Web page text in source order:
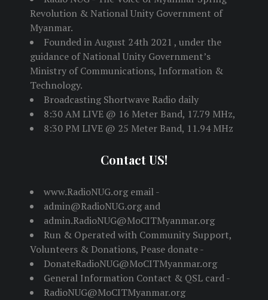
Revolution & National Unity Government of
Myanmar.
Founded in August 24th 2021 , under the
guidance of National Unity Government’s
Ministry of Communications, Information &
Technology.
Broadcasting Shortwave Radio daily
8:30 AM LIVE @ 16 Meter Band, 17.79 MHz,
8:30 PM LIVE @ 25 Meter Band, 11.94 MHz
Contact US!
www.RadioNUG.org email -
admin@RadioNUG.org and
admin.RadioNUG@MoCITMyanmar.org
Run & Operated with Community Support,
Volunteers & Donations, Pease donate -
DonateRadioNUG@MoCITMyanmar.org
General Information Contact & QSL card -
RadioNUG@MoCITMyanmar.org